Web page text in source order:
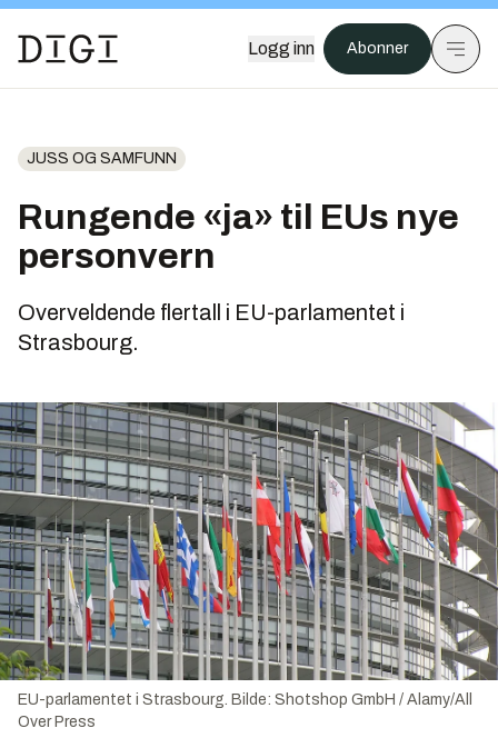
Logg inn Abonner
JUSS OG SAMFUNN
Rungende «ja» til EUs nye
personvern
Overveldende flertall i EU-parlamentet i
Strasbourg.
EU-parlamentet i Strasbourg. Bilde: Shotshop GmbH / Alamy/All
Over Press